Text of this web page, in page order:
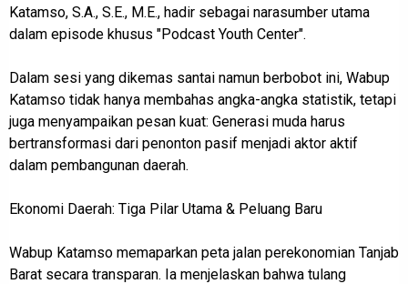
Katamso, S.A., S.E., M.E., hadir sebagai narasumber utama
dalam episode khusus "Podcast Youth Center".
Dalam sesi yang dikemas santai namun berbobot ini, Wabup
Katamso tidak hanya membahas angka-angka statistik, tetapi
juga menyampaikan pesan kuat: Generasi muda harus
bertransformasi dari penonton pasif menjadi aktor aktif
dalam pembangunan daerah.
Ekonomi Daerah: Tiga Pilar Utama & Peluang Baru
Wabup Katamso memaparkan peta jalan perekonomian Tanjab
Barat secara transparan. Ia menjelaskan bahwa tulang